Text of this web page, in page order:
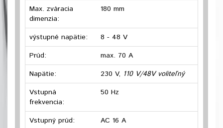
Max. zváracia
dimenzia:
180 mm
výstupné napätie:
8 - 48 V
Prúd:
max. 70 A
Napätie:
230 V, 110 V/48V voliteľný
Vstupná
frekvencia:
50 Hz
Vstupný prúd: AC 16 A